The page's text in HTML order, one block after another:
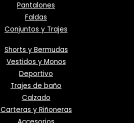
Pantalones
Faldas
Conjuntos y Trajes
Shorts y Bermudas
Vestidos y Monos
Deportivo
Trajes de baño
Calzado
Carteras y Riñoneras